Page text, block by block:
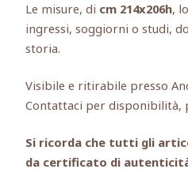
Le misure, di cm 214x206h,
ingressi, soggiorni o studi,
storia.
Visibile e ritirabile presso
Contattaci per disponibilità,
Si ricorda che tutti gli
da certificato di